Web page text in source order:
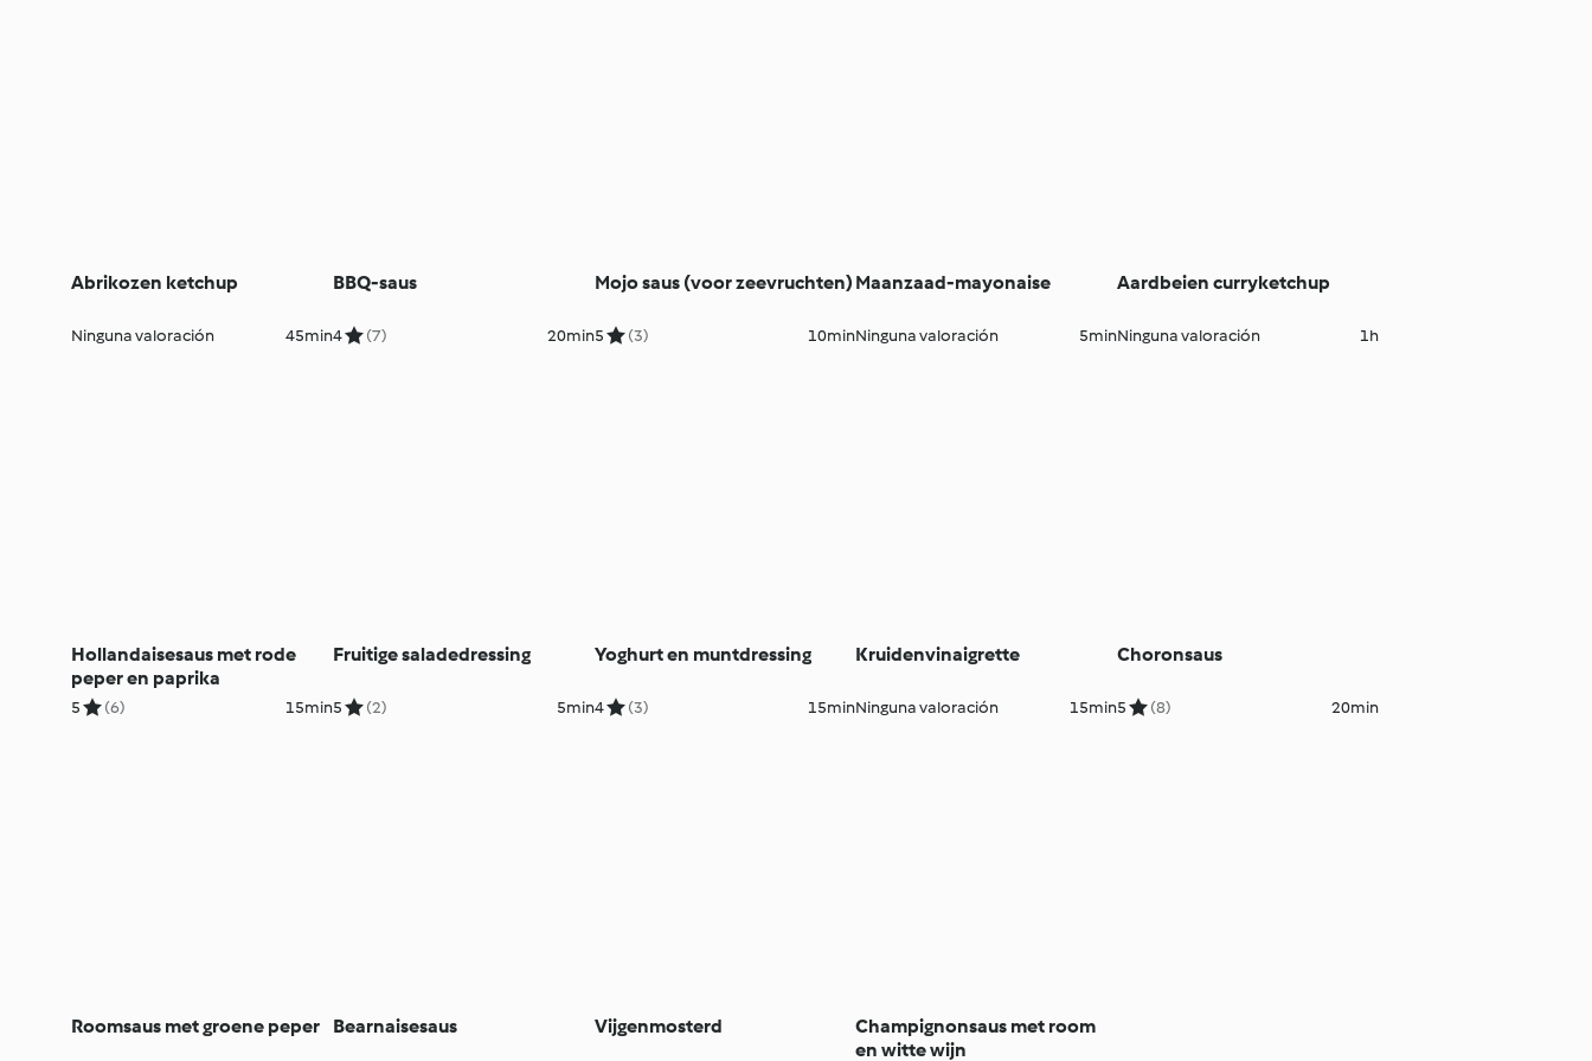
Abrikozen ketchup
Ninguna valoración 45min
BBQ-saus
4 (7) 20min
Mojo saus (voor zeevruchten)
5 (3) 10min
Maanzaad-mayonaise
Ninguna valoración 5min
Aardbeien curryketchup
Ninguna valoración 1h
Hollandaisesaus met rode
peper en paprika
5 (6) 15min
Fruitige saladedressing
5 (2) 5min
Yoghurt en muntdressing
4 (3) 15min
Kruidenvinaigrette
Ninguna valoración 15min
Choronsaus
5 (8) 20min
Roomsaus met groene peper Bearnaisesaus Vijgenmosterd
Champignonsaus met room
en witte wijn